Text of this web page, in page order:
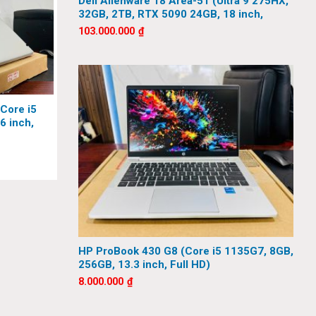
ngày
i5
inch,
32GB, 2TB, RTX 5090 24GB, 18 inch,
QHD+, 300Hz)
103.000.000 ₫
HP ProBook 430 G8 (Core i5 1135G7, 8GB,
256GB, 13.3 inch, Full HD)
8.000.000 ₫